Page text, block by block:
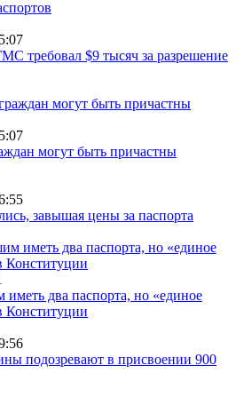
требовал $9 тысяч за разрешение
могут быть причастны
завышая цены за паспорта
два паспорта, но «единое
Конституции
подозревают в присвоении 900